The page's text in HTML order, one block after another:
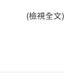
(檢視全文)